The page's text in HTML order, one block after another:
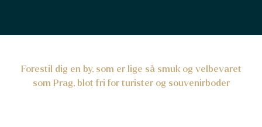
Forestil dig en by, som er lige så smuk og velbevaret
som Prag, blot fri for turister og souvenirboder